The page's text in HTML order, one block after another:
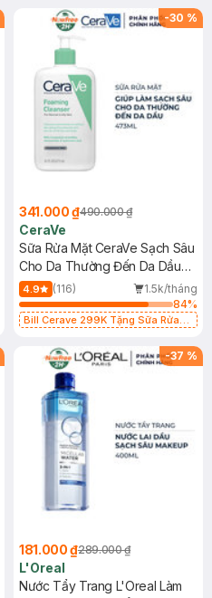
-30 %
341.000 ₫490.000 ₫
CeraVe
Sữa Rửa Mặt CeraVe Sạch Sâu
Cho Da Thường Đến Da Dầu
473ml
4.9 (116)
1.5k/tháng
84%
Bill Cerave 299K Tặng Sữa Rửa
-37 %
181.000 ₫289.000 ₫
L'Oreal
Nước Tẩy Trang L'Oreal Làm